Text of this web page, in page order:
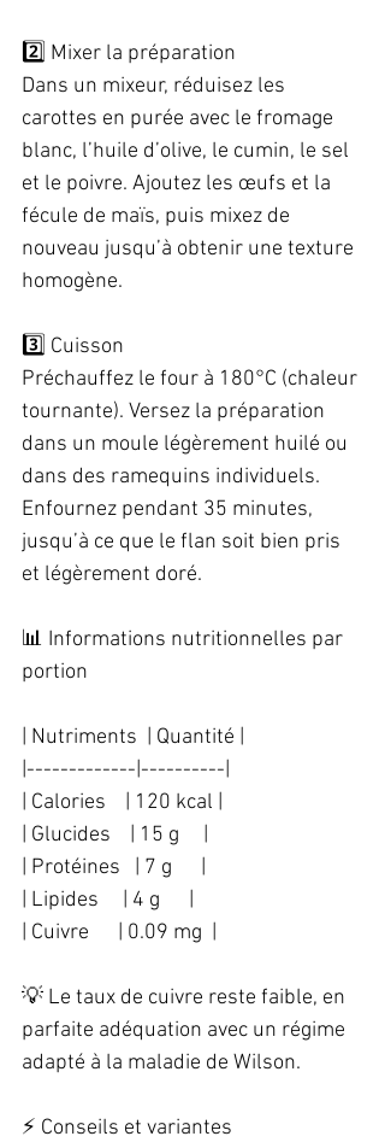
2️⃣ Mixer la préparation
Dans un mixeur, réduisez les
carottes en purée avec le fromage
blanc, l’huile d’olive, le cumin, le sel
et le poivre. Ajoutez les œufs et la
fécule de maïs, puis mixez de
nouveau jusqu’à obtenir une texture
homogène.
3️⃣ Cuisson
Préchauffez le four à 180°C (chaleur
tournante). Versez la préparation
dans un moule légèrement huilé ou
dans des ramequins individuels.
Enfournez pendant 35 minutes,
jusqu’à ce que le flan soit bien pris
et légèrement doré.
📊 Informations nutritionnelles par
portion
| Nutriments  | Quantité |
|-------------|----------|
| Calories    | 120 kcal |
| Glucides    | 15 g     |
| Protéines   | 7 g      |
| Lipides     | 4 g      |
| Cuivre      | 0.09 mg  |
💡 Le taux de cuivre reste faible, en
parfaite adéquation avec un régime
adapté à la maladie de Wilson.
⚡ Conseils et variantes